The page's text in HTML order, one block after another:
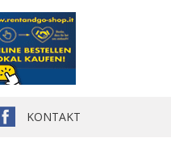
KONTAKT